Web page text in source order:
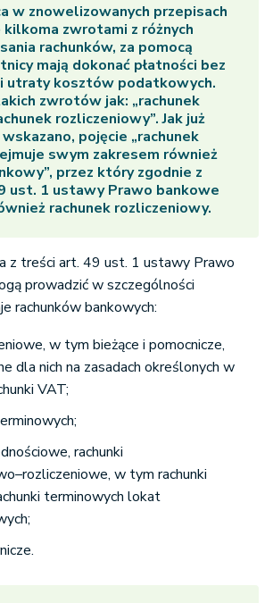
w znowelizowanych przepisach
kilkoma zwrotami z różnych
rachunków, za pomocą
mają dokonać płatności bez
utraty kosztów podatkowych.
zwrotów jak: „rachunek
rozliczeniowy”. Jak już
pojęcie „rachunek
swym zakresem również
przez który zgodnie z
ust. 1 ustawy Prawo bankowe
rachunek rozliczeniowy.
z treści art. 49 ust. 1 ustawy Prawo
prowadzić w szczególności
rachunków bankowych:
w tym bieżące i pomocnicze,
dla nich na zasadach określonych w
VAT;
rachunki
w tym rachunki
terminowych lokat